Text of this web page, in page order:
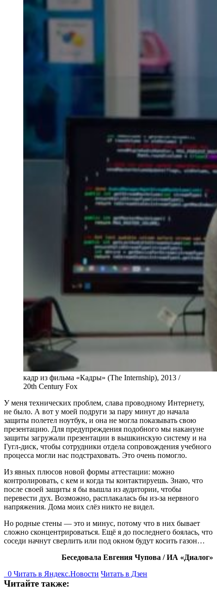
кадр из фильма «Кадры» (The Internship), 2013 /
20th Century Fox
У меня технических проблем, слава проводному Интернету,
не было. А вот у моей подруги за пару минут до начала
защиты полетел ноутбук, и она не могла показывать свою
презентацию. Для предупреждения подобного мы накануне
защиты загружали презентации в вышкинскую систему и на
Гугл-диск, чтобы сотрудники отдела сопровождения учебного
процесса могли нас подстраховать. Это очень помогло.
Из явных плюсов новой формы аттестации: можно
контролировать, с кем и когда ты контактируешь. Знаю, что
после своей защиты я бы вышла из аудитории, чтобы
перевести дух. Возможно, расплакалась бы из-за нервного
напряжения. Дома моих слёз никто не видел.
Но родные стены — это и минус, потому что в них бывает
сложно сконцентрироваться. Ещё я до последнего боялась, что
соседи начнут сверлить или под окном будут косить газон…
Беседовала Евгения Чупова / ИА «Диалог»
0 Читать в Яндекс.Новости Читать в Дзен
Читайте также: